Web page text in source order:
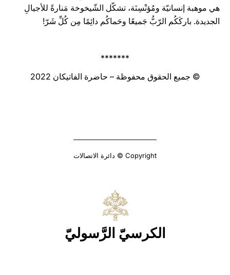
هي موهبة إنسانيّة ومُؤنْسِنَة، تشكّل الشّيخوخة مَنارةً للأجيالِ
الجديدة. باركَكُم الرّبُّ جَميعًا وحَماكُم دائِمًا مِن كُلِّ شَرّ!
*******
© جميع الحقوق محفوظة – حاضرة الفاتيكان 2022
Copyright © دائرة الاتصالات
الكرسيّ الرَّسوليّ